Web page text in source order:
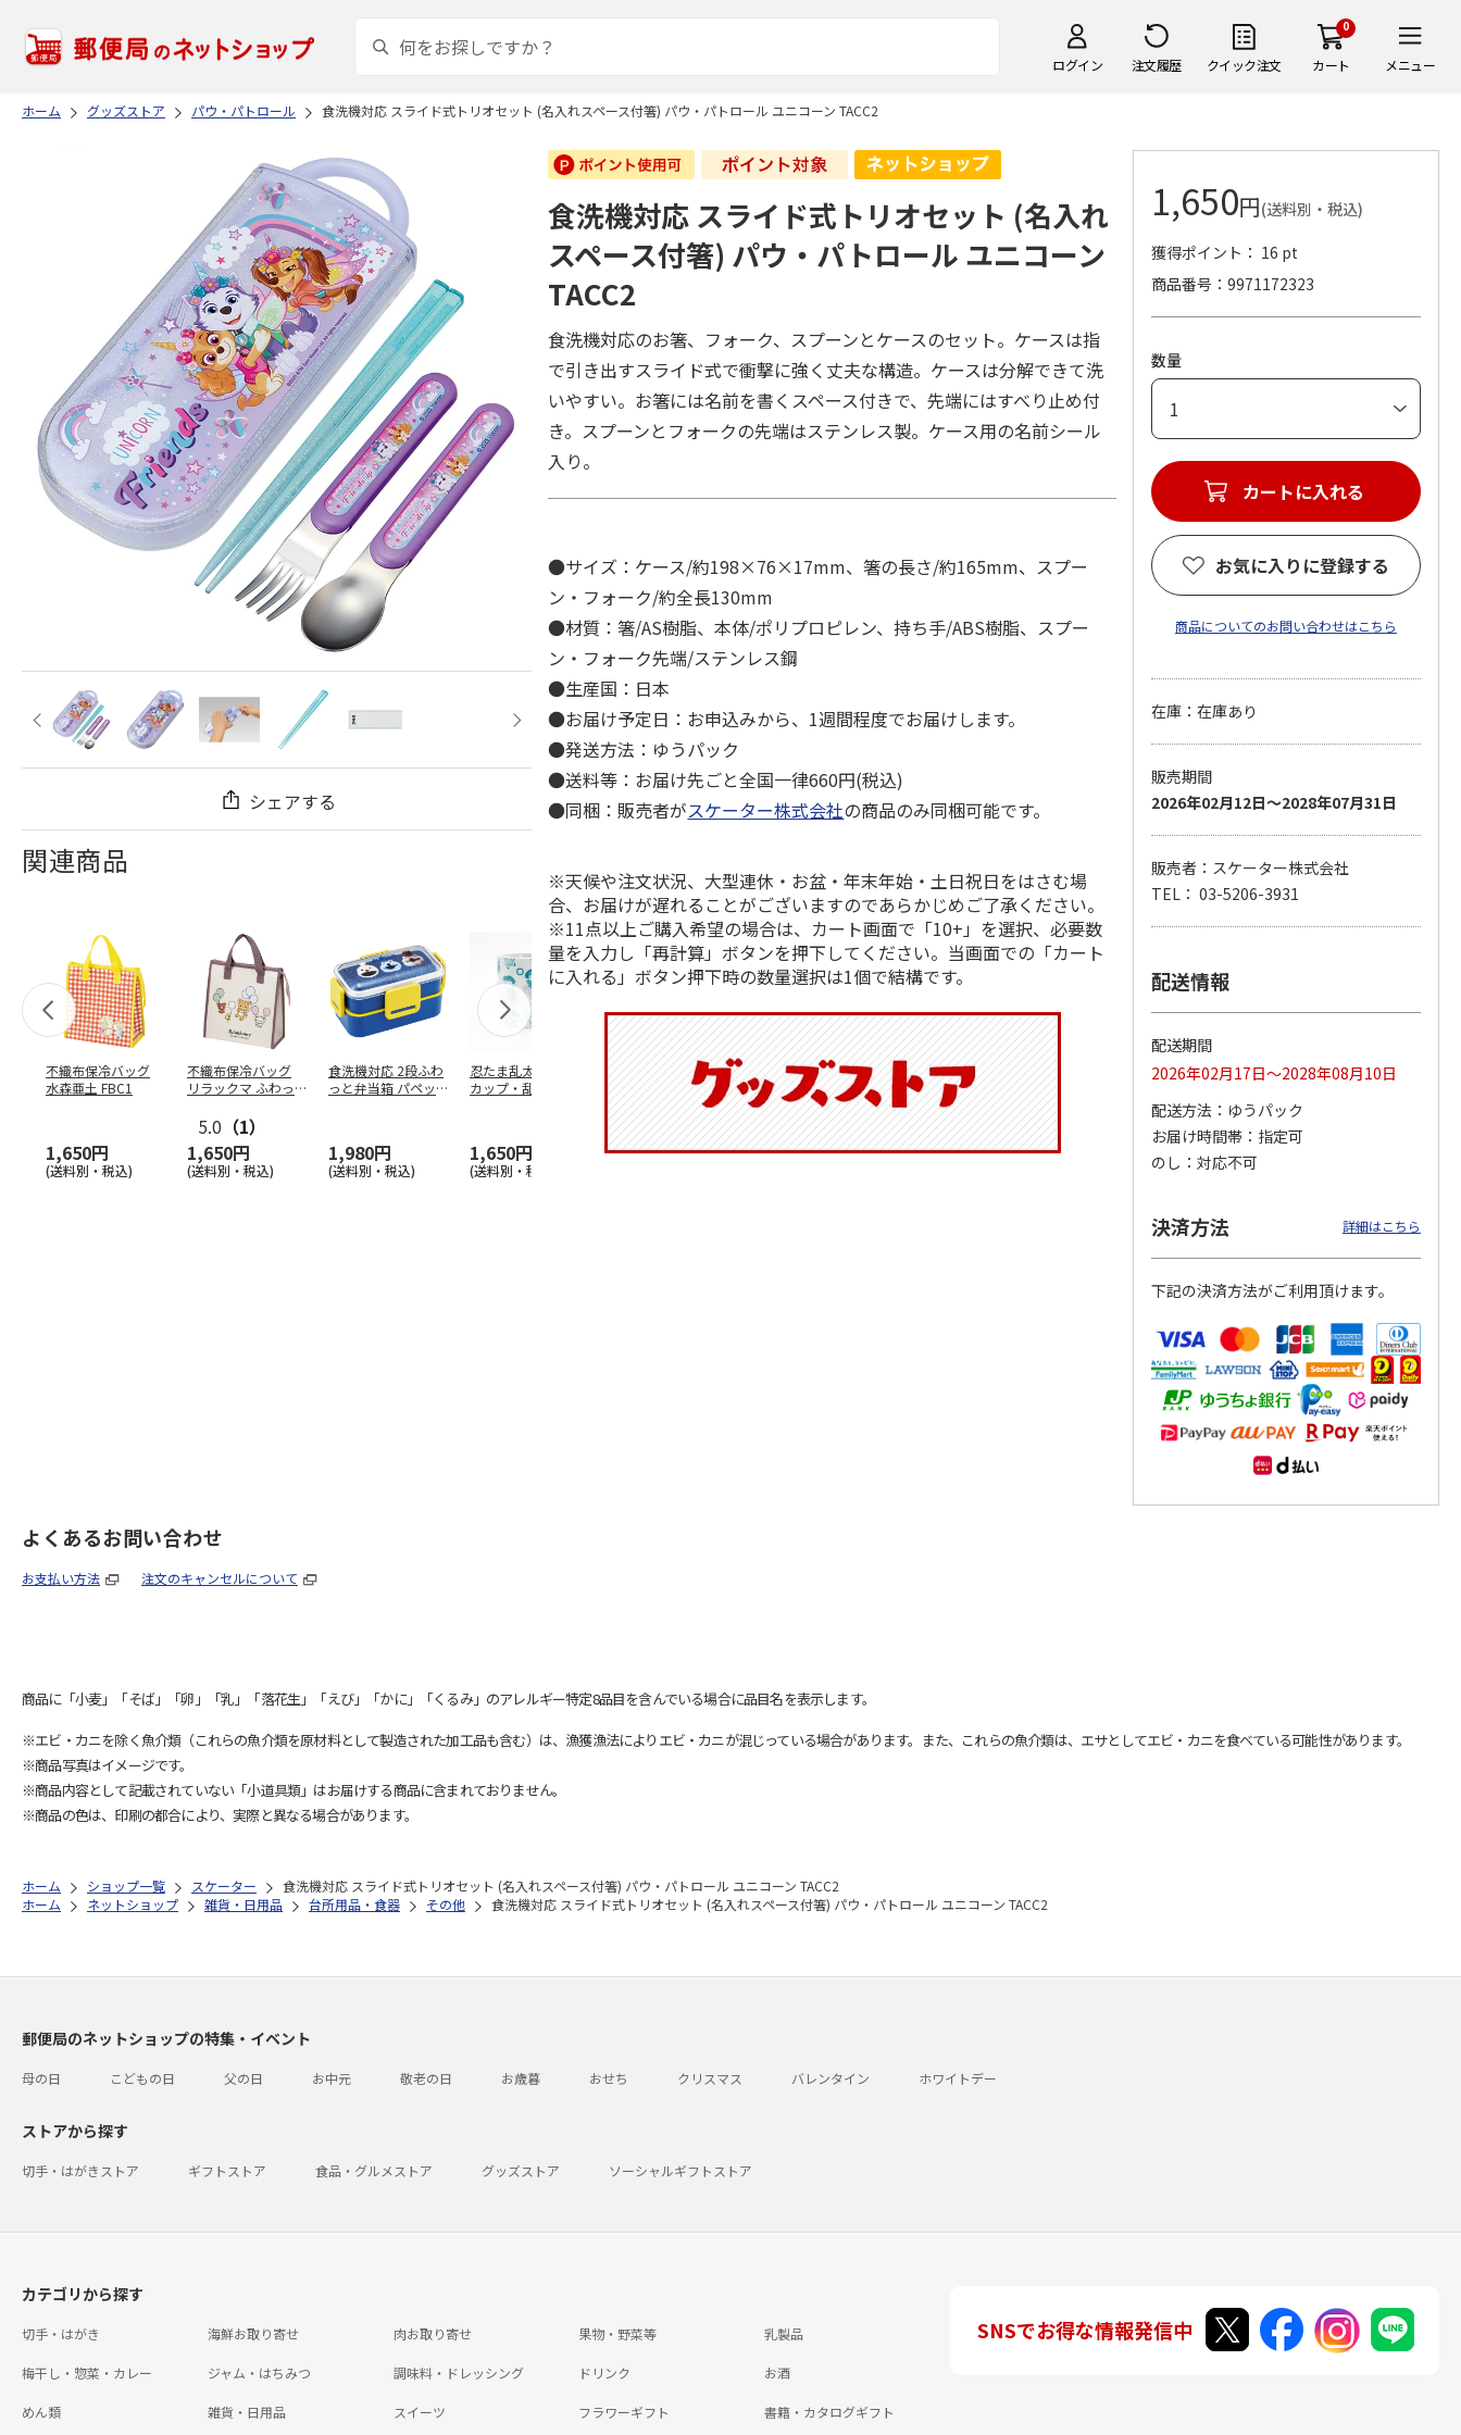
ログイン 注文履歴 クイック注文
0
カート メニュー
ホーム グッズストア パウ・パトロール 食洗機対応 スライド式トリオセット (名入れスペース付箸) パウ・パトロール ユニコーン TACC2
シェアする
関連商品
不織布保冷バッグ
水森亜土 FBC1
1,650円
(送料別・税込)
不織布保冷バッグ
リラックマ ふわっ
5.0 （1）
1,650円
(送料別・税込)
食洗機対応 2段ふわ
っと弁当箱 パペッ
1,980円
(送料別・税込)
忍たま乱太郎 マグ
カップ・乱太郎・き
1,650円
(送料別・税込)
抗菌食洗機対応 ふ
わっと弁当箱 530ml
水森亜土 PF
1,760円
陶器ダイカットマグ
カップ ポムポムプ
リン CHMGD4
2,970円
マスコット入りドリ
ンクボトル ハロー
キティ PSPR5MC
3,300円
パペットスンスン
R…
1,485円
コーデュロイ生地ラ
キティ KCOB2
2,200円
(送料別・税込)
八角形ステンレスマ
食洗機対応 スライド式トリオセット (名入れ
スペース付箸) パウ・パトロール ユニコーン
TACC2
食洗機対応のお箸、フォーク、スプーンとケースのセット。ケースは指
で引き出すスライド式で衝撃に強く丈夫な構造。ケースは分解できて洗
いやすい。お箸には名前を書くスペース付きで、先端にはすべり止め付
き。スプーンとフォークの先端はステンレス製。ケース用の名前シール
入り。
●サイズ：ケース/約198×76×17mm、箸の長さ/約165mm、スプー
ン・フォーク/約全長130mm
●材質：箸/AS樹脂、本体/ポリプロピレン、持ち手/ABS樹脂、スプー
ン・フォーク先端/ステンレス鋼
●生産国：日本
●お届け予定日：お申込みから、1週間程度でお届けします。
●発送方法：ゆうパック
●送料等：お届け先ごと全国一律660円(税込)
●同梱：販売者がスケーター株式会社の商品のみ同梱可能です。
※天候や注文状況、大型連休・お盆・年末年始・土日祝日をはさむ場
合、お届けが遅れることがございますのであらかじめご了承ください。
※11点以上ご購入希望の場合は、カート画面で「10+」を選択、必要数
量を入力し「再計算」ボタンを押下してください。当画面での「カート
に入れる」ボタン押下時の数量選択は1個で結構です。
1,650円(送料別・税込)
獲得ポイント： 16 pt
商品番号
9971172323
数量
カートに入れる
お気に入りに登録する
商品についてのお問い合わせはこちら
在庫：在庫あり
販売期間
2026年02月12日～2028年07月31日
販売者：スケーター株式会社
TEL： 03-5206-3931
配送情報
配送期間
2026年02月17日～2028年08月10日
配送方法
ゆうパック
お届け時間帯
指定可
のし
対応不可
決済方法 詳細はこちら
下記の決済方法がご利用頂けます。
よくあるお問い合わせ
お支払い方法 注文のキャンセルについて
商品に「小麦」「そば」「卵」「乳」「落花生」「えび」「かに」「くるみ」のアレルギー特定8品目を含んでいる場合に品目名を表示します。
※エビ・カニを除く魚介類（これらの魚介類を原材料として製造された加工品も含む）は、漁獲漁法によりエビ・カニが混じっている場合があります。また、これらの魚介類は、エサとしてエビ・カニを食べている可能性があります。
※商品写真はイメージです。
※商品内容として記載されていない「小道具類」はお届けする商品に含まれておりません。
※商品の色は、印刷の都合により、実際と異なる場合があります。
ホーム ショップ一覧 スケーター
食洗機対応 スライド式トリオセット (名入れスペース付箸) パウ・パトロール ユニコーン TACC2
ホーム
ネットショップ 雑貨・日用品 台所用品・食器 その他 食洗機対応 スライド式トリオセット (名入れスペース付箸) パウ・パトロール ユニコーン TACC2
郵便局のネットショップの特集・イベント
母の日 こどもの日 父の日 お中元 敬老の日 お歳暮 おせち クリスマス バレンタイン ホワイトデー
ストアから探す
切手・はがきストア ギフトストア 食品・グルメストア グッズストア ソーシャルギフトストア
カテゴリから探す
切手・はがき 海鮮お取り寄せ 肉お取り寄せ 果物・野菜等 乳製品
梅干し・惣菜・カレー ジャム・はちみつ 調味料・ドレッシング ドリンク お酒
めん類 雑貨・日用品 スイーツ フラワーギフト 書籍・カタログギフト
SNSでお得な情報発信中